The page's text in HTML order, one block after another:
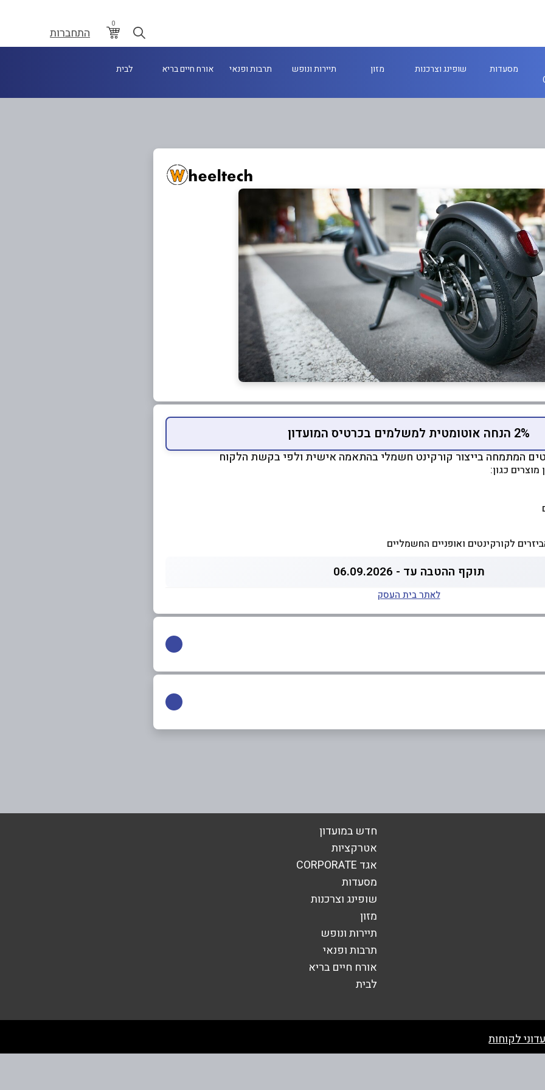
0
התחברות
מסעדות שופינג וצרכנות מזון תיירות ונופש תרבות ופנאי אורח חיים בריא לבית
2% הנחה אוטומטית למשלמים בכרטיס המועדון
המתמחה בייצור קורקינט חשמלי בהתאמה אישית ולפי בקשת הלקוח
כגון:
לקורקינטים ואופניים החשמליים
תוקף ההטבה עד - 06.09.2026
לאתר בית העסק
אימייל*
חדש במועדון
אטרקציות
אגד CORPORATE
מסעדות
שופינג וצרכנות
מזון
תיירות ונופש
תרבות ופנאי
אורח חיים בריא
לבית